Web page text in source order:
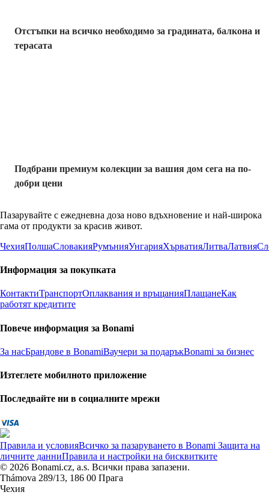
Отстъпки на всичко необходимо за градината, балкона и
терасата
Подбрани премиум колекции за вашия дом сега на по-
добри цени
Пазарувайте с ежедневна доза ново вдъхновение и най-широка
гама от продукти за красив живот.
ЧехияПолшаСловакияРумънияУнгарияХърватияЛитваЛатвия
Информация за покупката
КонтактиТранспортОплаквания и връщанияПлащанеКак
работят кредитите
Повече информация за Bonami
За насБрандове в BonamiВаучери за подаръкBonami за бизнес
Изтеглете мобилното приложение
Последвайте ни в социалните мрежи
Правила и условияВсичко за пазаруването в Bonami Защита на
личните данниПравила и настройки на бисквитките
© 2026 Bonami.cz, a.s. Всички права запазени.
Thámova 289/13, 186 00 Прага
Чехия